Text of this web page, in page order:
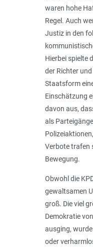
waren hohe
Regel. Auch
Justiz in den
Hierbei spielte
der Richter
Staatsform
Einschätzung
davon aus,
als
Verbote trafen
Bewegung.
Obwohl die
gewaltsamen
groß. Die viel
Demokratie
ausging,
oder